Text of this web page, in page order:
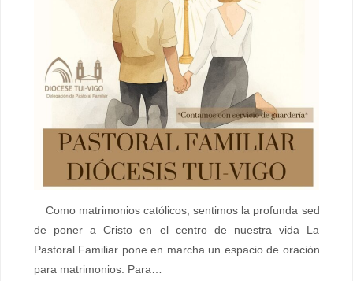
Como matrimonios católicos, sentimos la profunda sed
de poner a Cristo en el centro de nuestra vida La
Pastoral Familiar pone en marcha un espacio de oración
para matrimonios. Para…